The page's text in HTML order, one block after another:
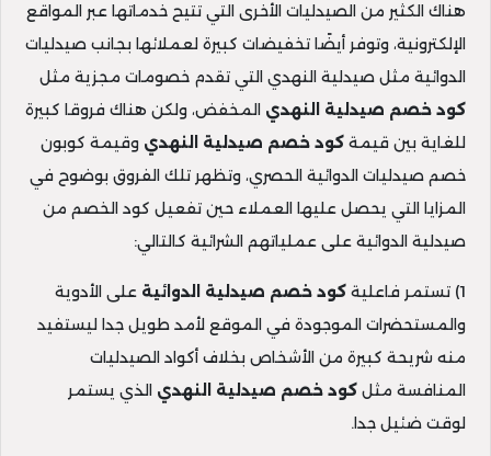
هناك الكثير من الصيدليات الأخرى التي تتيح خدماتها عبر المواقع
الإلكترونية، وتوفر أيضًا تخفيضات كبيرة لعملائها بجانب صيدليات
الدوائية مثل صيدلية النهدي التي تقدم خصومات مجزية مثل
كود خصم صيدلية النهدي المخفض، ولكن هناك فروقا كبيرة
للغاية بين قيمة كود خصم صيدلية النهدي وقيمة كوبون
خصم صيدليات الدوائية الحصري، وتظهر تلك الفروق بوضوح في
المزايا التي يحصل عليها العملاء حين تفعيل كود الخصم من
صيدلية الدوائية على عملياتهم الشرائية كالتالي:
1) تستمر فاعلية كود خصم صيدلية الدوائية على الأدوية
والمستحضرات الموجودة في الموقع لأمد طويل جدا ليستفيد
منه شريحة كبيرة من الأشخاص بخلاف أكواد الصيدليات
المنافسة مثل كود خصم صيدلية النهدي الذي يستمر
لوقت ضئيل جدا.